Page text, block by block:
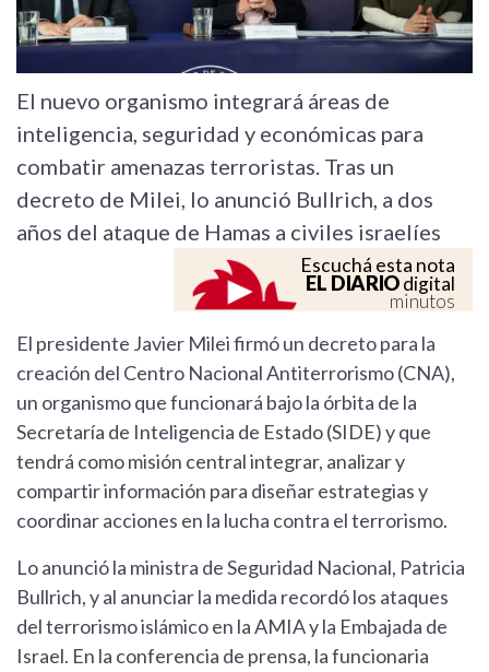
El nuevo organismo integrará áreas de
inteligencia, seguridad y económicas para
combatir amenazas terroristas. Tras un
decreto de Milei, lo anunció Bullrich, a dos
años del ataque de Hamas a civiles israelíes
Escuchá esta nota
EL DIARIOdigital
minutos
El presidente Javier Milei firmó un decreto para la
creación del Centro Nacional Antiterrorismo (CNA),
un organismo que funcionará bajo la órbita de la
Secretaría de Inteligencia de Estado (SIDE) y que
tendrá como misión central integrar, analizar y
compartir información para diseñar estrategias y
coordinar acciones en la lucha contra el terrorismo.
Lo anunció la ministra de Seguridad Nacional, Patricia
Bullrich, y al anunciar la medida recordó los ataques
del terrorismo islámico en la AMIA y la Embajada de
Israel. En la conferencia de prensa, la funcionaria